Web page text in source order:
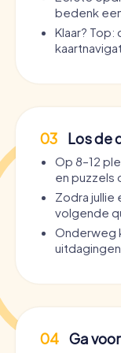
bedenk
Klaar?
03 Los de
Op 8–12
en puzzels
Zodra jullie
volgende
Onderweg
uitdagingen
04 Ga